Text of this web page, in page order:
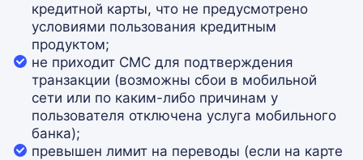
кредитной карты, что не предусмотрено
условиями пользования кредитным
продуктом;
не приходит СМС для подтверждения
транзакции (возможны сбои в мобильной
сети или по каким-либо причинам у
пользователя отключена услуга мобильного
банка);
превышен лимит на переводы (если на карте